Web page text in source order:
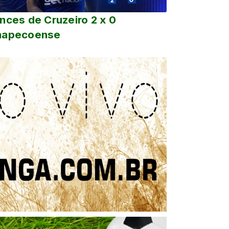
de Cruzeiro 2 x 0